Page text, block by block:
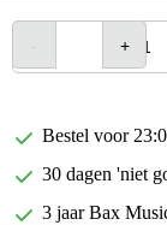
Bestel voor
30 dagen 'niet
3 jaar Bax